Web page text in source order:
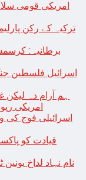
امریکی قومی
ترکیہ کے رکن
برطانیہ:
اسرائیل فلسطین
ہم آرام دہ لیکن
امریکی
اسرائیلی فوج
نام نہاد لداخ